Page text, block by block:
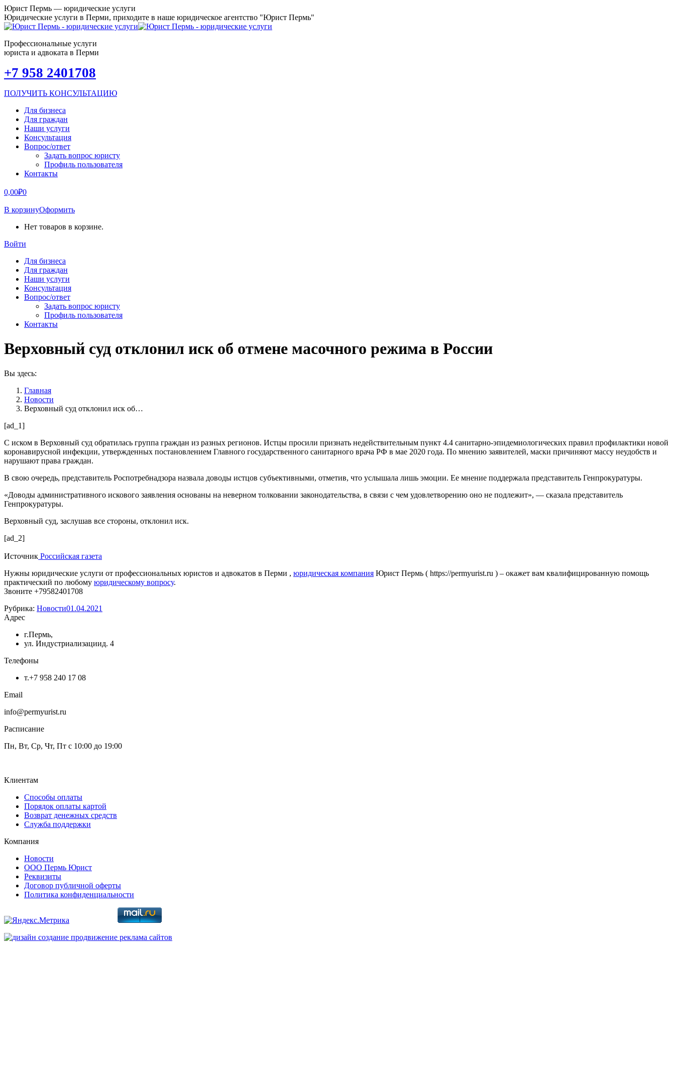
Перейти
к
содержанию
Юрист Пермь — юридические услуги
Юридические услуги в Перми, приходите в наше юридическое агентство "Юрист Пермь"
Профессиональные услуги
юриста и адвоката в Перми
Страница
Facebook
в
окне
Страница
Вконтакте
в
окне
Страница
X
в
окне
Страница
Одноклассники
в
окне
Страница
Instagram
в
окне
Страница
Viber
в
окне
Страница
WhatsApp
в
окне
Страница
Telegram
в
окне
+7 958 2401708
ПОЛУЧИТЬ КОНСУЛЬТАЦИЮ
Для бизнеса
Для граждан
Наши услуги
Консультация
Вопрос/ответ
Задать вопрос юристу
Профиль пользователя
Контакты
0,00₽0
В корзинуОформить
Нет товаров в корзине.
Войти
Для бизнеса
Для граждан
Наши услуги
Консультация
Вопрос/ответ
Задать вопрос юристу
Профиль пользователя
Контакты
Верховный суд отклонил иск об отмене масочного режима в России
Вы здесь:
Главная
Новости
Верховный суд отклонил иск об…
[ad_1]
С иском в Верховный суд обратилась группа граждан из разных регионов. Истцы просили признать недействительным пункт 4.4 санитарно-эпидемиологических правил профилактики новой
коронавирусной инфекции, утвержденных постановлением Главного государственного санитарного врача РФ в мае 2020 года. По мнению заявителей, маски причиняют массу неудобств и
нарушают права граждан.
В свою очередь, представитель Роспотребнадзора назвала доводы истцов субъективными, отметив, что услышала лишь эмоции. Ее мнение поддержала представитель Генпрокуратуры.
«Доводы административного искового заявления основаны на неверном толковании законодательства, в связи с чем удовлетворению оно не подлежит», — сказала представитель
Генпрокуратуры.
Верховный суд, заслушав все стороны, отклонил иск.
[ad_2]
Источник Рoccийскaя гaзетa
Нужны юридические услуги от профессиональных юристов и адвокатов в Перми , юридическая компания Юрист Пермь ( https://permyurist.ru ) – окажет вам квалифицированную помощь
практический по любому юридическому вопросу.
Звоните +79582401708
Рубрика: Новости01.04.2021
Адрес
г.Пермь,
ул. Индустриализациид. 4
Телефоны
т.+7 958 240 17 08
Email
info@permyurist.ru
Расписание
Пн, Вт, Ср, Чт, Пт с 10:00 до 19:00
Клиентам
Способы оплаты
Порядок оплаты картой
Возврат денежных средств
Служба поддержки
Компания
Новости
ООО Пермь Юрист
Реквизиты
Договор публичной оферты
Политика конфиденциальности